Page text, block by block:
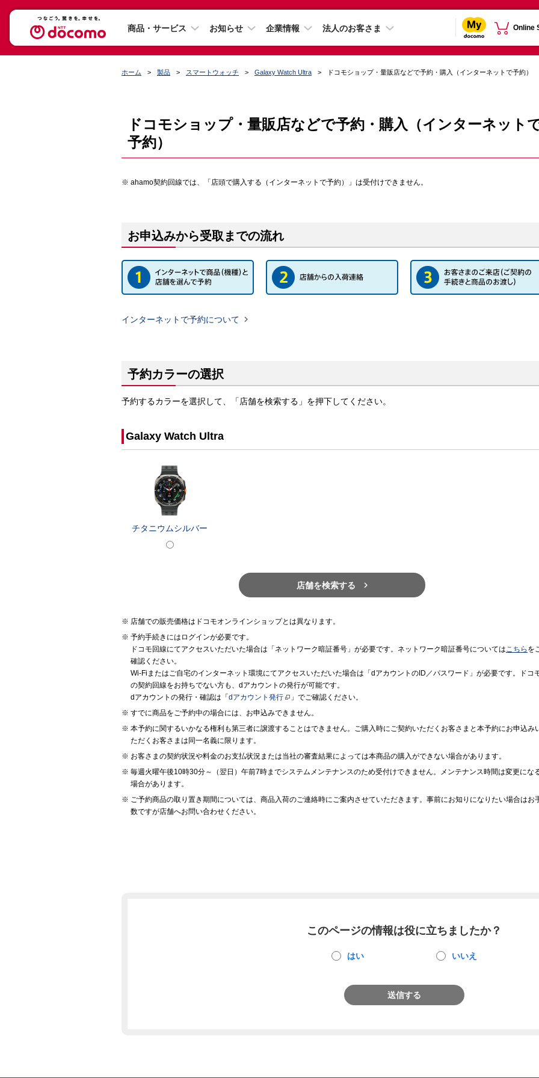
商品・サービス お知らせ 企業情報 法人のお客さま Online
ホーム 製品 スマートウォッチ Galaxy Watch Ultra ドコモショップ・量販店などで予約・購入（インターネットで予約）
ドコモショップ・量販店などで予約・購入（インターネット
予約）
ahamo契約回線では、「店頭で購入する（インターネットで予約）」は受付けできません。
お申込みから受取までの流れ
インターネットで予約について 
予約カラーの選択
予約するカラーを選択して、「店舗を検索する」を押下してください。
Galaxy Watch Ultra
チタニウムシルバー
店舗を検索する 
店舗での販売価格はドコモオンラインショップとは異なります。
予約手続きにはログインが必要です。
ドコモ回線にてアクセスいただいた場合は「ネットワーク暗証番号」が必要です。ネットワーク暗証番号についてはこちら を
確認ください。
Wi-Fiまたはご自宅のインターネット環境にてアクセスいただいた場合は「dアカウントのID／パスワード」が必要です。ドコ
の契約回線をお持ちでない方も、dアカウントの発行が可能です。
dアカウントの発行・確認は「 dアカウント発行
」でご確認ください。
すでに商品をご予約中の場合には、お申込みできません。
本予約に関するいかなる権利も第三者に譲渡することはできません。ご購入時にご契約いただくお客さまと本予約にお申込み
ただくお客さまは同一名義に限ります。
お客さまの契約状況や料金のお支払状況または当社の審査結果によっては本商品の購入ができない場合があります。
毎週火曜午後10時30分～（翌日）午前7時までシステムメンテナンスのため受付けできません。メンテナンス時間は変更にな
場合があります。
ご予約商品の取り置き期間については、商品入荷のご連絡時にご案内させていただきます。事前にお知りになりたい場合はお
数ですが店舗へお問い合わせください。
このページの情報は役に立ちましたか？
はい いいえ
送信する